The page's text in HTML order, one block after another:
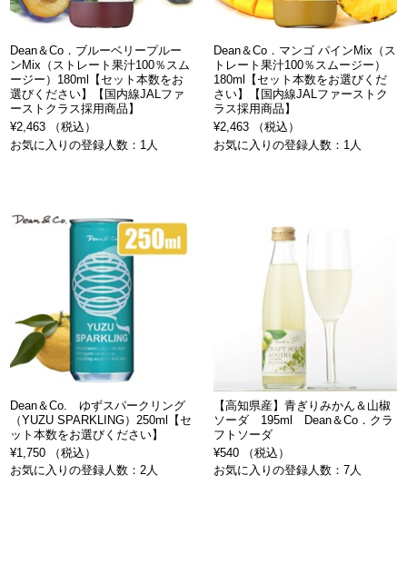
Dean＆Co．ブルーベリープルー
ンMix（ストレート果汁100％スム
ージー）180ml【セット本数をお
選びください】【国内線JALファ
ーストクラス採用商品】
¥2,463 （税込）
お気に入りの登録人数：1人
Dean＆Co．マンゴ パインMix（ス
トレート果汁100％スムージー）
180ml【セット本数をお選びくだ
さい】【国内線JALファーストク
ラス採用商品】
¥2,463 （税込）
お気に入りの登録人数：1人
Dean＆Co. ゆずスパークリング
（YUZU SPARKLING）250ml【セ
ット本数をお選びください】
¥1,750 （税込）
お気に入りの登録人数：2人
【高知県産】青ぎりみかん＆山椒
ソーダ 195ml Dean＆Co．クラ
フトソーダ
¥540 （税込）
お気に入りの登録人数：7人